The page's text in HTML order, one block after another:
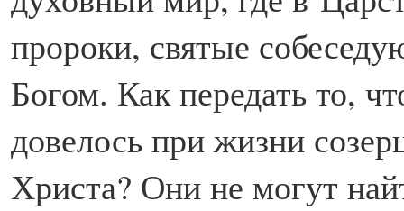
пророки, святые
Богом. Как передать то,
довелось при жизни
Христа? Они не могут